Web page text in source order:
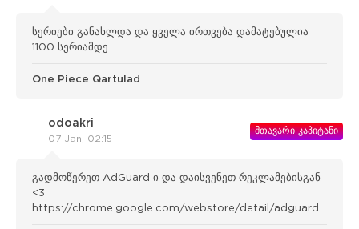
სერიები განახლდა და ყველა ირთვება დამატებულია
1100 სერიამდე.
One Piece Qartulad
odoakri
07 Jan, 02:15
მთავარი კაპიტანი
გადმოწერეთ AdGuard ი და დაისვენეთ რეკლამებისგან
<3
https://chrome.google.com/webstore/detail/adguard-